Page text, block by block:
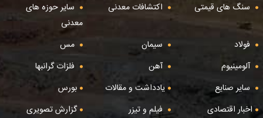
سنگ های قیمتی
اکتشافات معدنی
سایر حوزه های
معدنی
فولاد
سیمان
مس
آلومینیوم
آهن
فلزات گرانبها
سایر صنایع
یادداشت و مقالات
بورس
اخبار اقتصادی
فیلم و تیزر گزارش تصویری